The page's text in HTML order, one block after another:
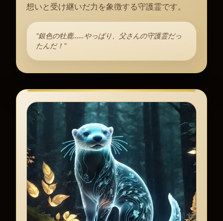
想いと受け継いだ力を象徴する守護霊です。
"銀色の牡鹿……やっぱり、父さんの守護霊だっ
たんだ！"